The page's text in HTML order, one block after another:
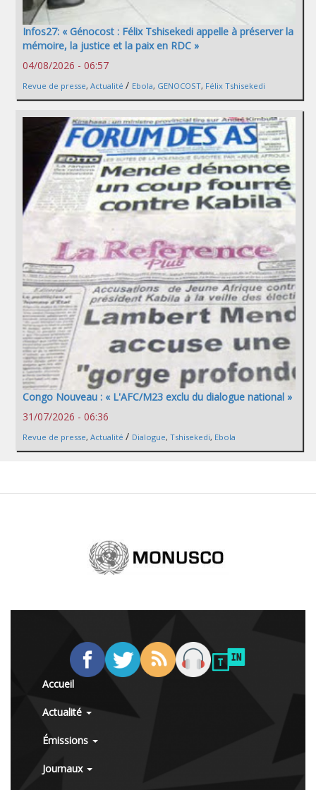
Infos27: « Génocost : Félix Tshisekedi appelle à préserver la
mémoire, la justice et la paix en RDC »
04/08/2026 - 06:57
Revue de presse, Actualité / Ebola, GENOCOST, Félix Tshisekedi
Congo Nouveau : « L'AFC/M23 exclu du dialogue national »
31/07/2026 - 06:36
Revue de presse, Actualité / Dialogue, Tshisekedi, Ebola
Accueil
Actualité
Émissions
Journaux